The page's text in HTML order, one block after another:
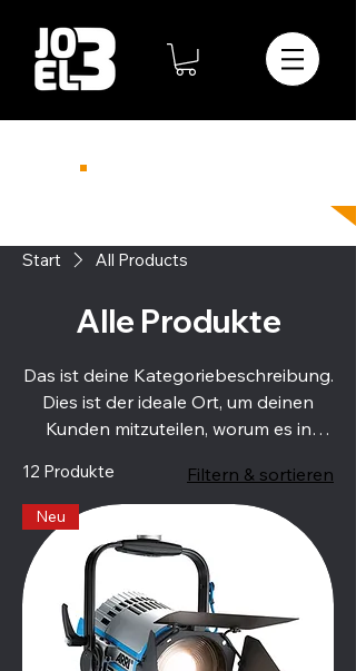
Start All Products
Alle Produkte
Das ist deine Kategoriebeschreibung.
Dies ist der ideale Ort, um deinen
Kunden mitzuteilen, worum es in
Produkte näher zu beschreiben.
12 Produkte Filtern & sortieren
Neu